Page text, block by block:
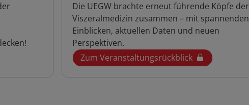
Die UEGW brachte erneut führende Köpfe der
Viszeralmedizin zusammen – mit spannenden
Einblicken, aktuellen Daten und neuen
Perspektiven.
Zum Veranstaltungsrückblick